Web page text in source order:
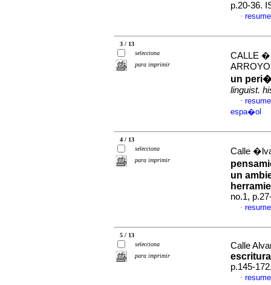
p.20-36.
·
3 / 13
selecciona
para imprimir
CALLE
un
linguist.
·
espa�ol
4 / 13
selecciona
para imprimir
Calle
un
no.1,
·
5 / 13
selecciona
para imprimir
Calle
p.145-
·